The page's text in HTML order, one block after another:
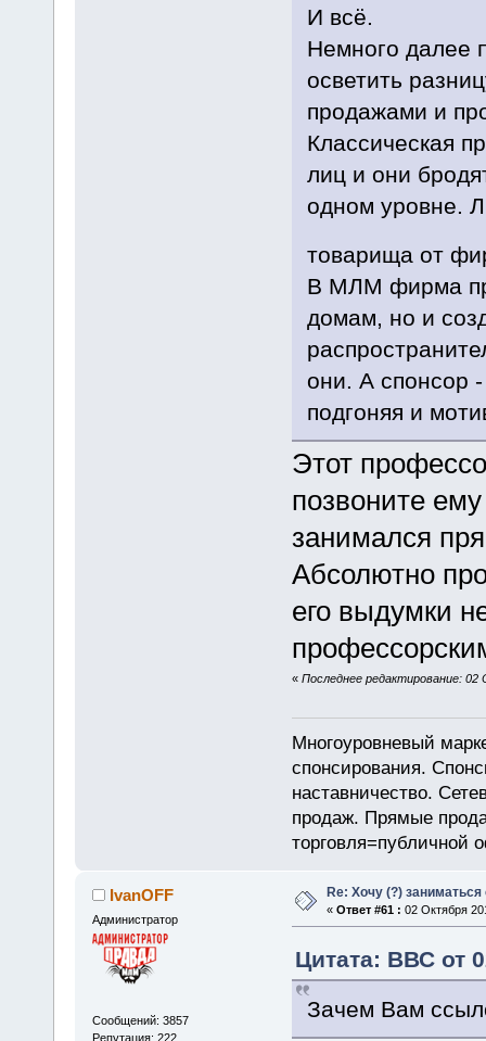
И всё.
Немного далее
осветить
продажами и
Классическая
лиц и они
одном уровне.
товарища от
В МЛМ фирма
домам, но и
они. А спонсор
подгоняя и
Этот
позвоните
занимался
Абсолютно
его выдумки
« Последнее редактирование:
Многоуровневый
спонсирования.
наставничество.
продаж. Прямые
торговля=публичной
IvanOFF
Администратор
Сообщений: 3857
Репутация: 222
Re: Хочу (?)
« Ответ #61 : 02 Октября
Цитата: ВВС от
Зачем Вам